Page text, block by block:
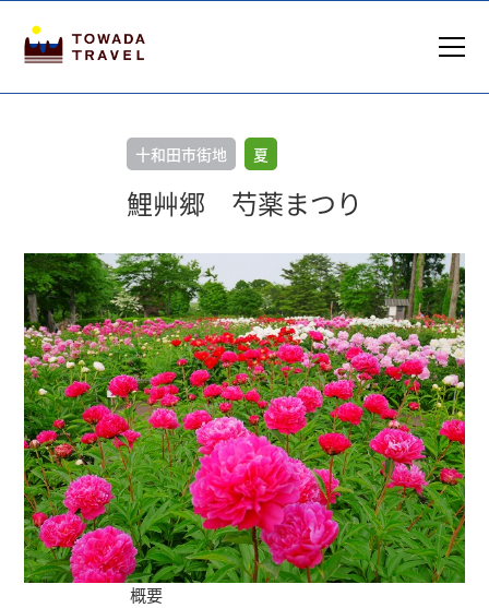
十和田市街地 夏
鯉艸郷 芍薬まつり
概要